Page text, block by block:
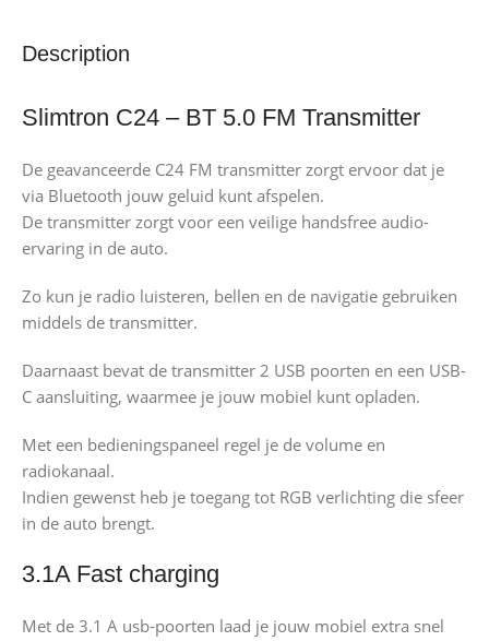
Description
Slimtron C24 – BT 5.0 FM Transmitter
De geavanceerde C24 FM transmitter zorgt ervoor dat je
via Bluetooth jouw geluid kunt afspelen.
De transmitter zorgt voor een veilige handsfree audio-
ervaring in de auto.
Zo kun je radio luisteren, bellen en de navigatie gebruiken
middels de transmitter.
Daarnaast bevat de transmitter 2 USB poorten en een USB-
C aansluiting, waarmee je jouw mobiel kunt opladen.
Met een bedieningspaneel regel je de volume en
radiokanaal.
Indien gewenst heb je toegang tot RGB verlichting die sfeer
in de auto brengt.
3.1A Fast charging
Met de 3.1 A usb-poorten laad je jouw mobiel extra snel